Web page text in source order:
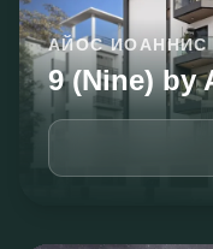
АЙОС ИОАННИС
9 (Nine) by